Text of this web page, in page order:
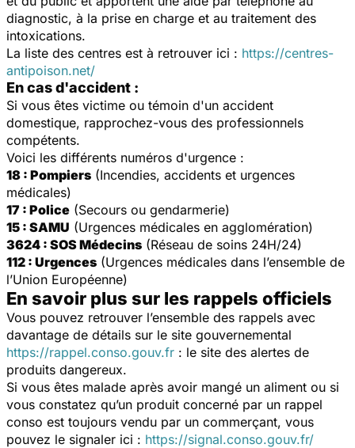
diagnostic, à la prise en charge et au traitement des
intoxications.
La liste des centres est à retrouver ici : https://centres-
antipoison.net/
En cas d'accident :
Si vous êtes victime ou témoin d'un accident
domestique, rapprochez-vous des professionnels
compétents.
Voici les différents numéros d'urgence :
18 : Pompiers (Incendies, accidents et urgences
médicales)
17 : Police (Secours ou gendarmerie)
15 : SAMU (Urgences médicales en agglomération)
3624 : SOS Médecins (Réseau de soins 24H/24)
112 : Urgences (Urgences médicales dans l’ensemble de
l’Union Européenne)
En savoir plus sur les rappels officiels
Vous pouvez retrouver l’ensemble des rappels avec
davantage de détails sur le site gouvernemental
https://rappel.conso.gouv.fr : le site des alertes de
produits dangereux.
Si vous êtes malade après avoir mangé un aliment ou si
vous constatez qu’un produit concerné par un rappel
conso est toujours vendu par un commerçant, vous
pouvez le signaler ici : https://signal.conso.gouv.fr/